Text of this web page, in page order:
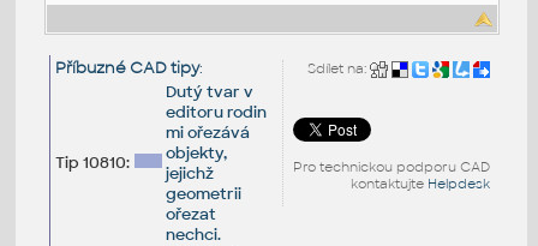
Sdílet na:
Pro technickou podporu CAD
kontaktujte Helpdesk
Příbuzné CAD tipy:
Tip 10810:
Dutý tvar v
editoru rodin
mi ořezává
objekty,
jejichž
geometrii
ořezat
nechci.